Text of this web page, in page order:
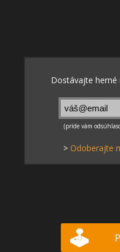
> Odoberajte